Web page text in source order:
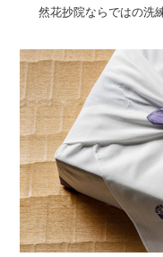
然花抄院ならではの洗